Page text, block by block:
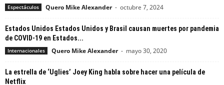
Espectáculos Quero Mike Alexander - octubre 7, 2024
Estados Unidos Estados Unidos y Brasil causan muertes por pandemia
de COVID-19 en Estados...
Internacionales Quero Mike Alexander - mayo 30, 2020
La estrella de ‘Uglies’ Joey King habla sobre hacer una película de
Netflix